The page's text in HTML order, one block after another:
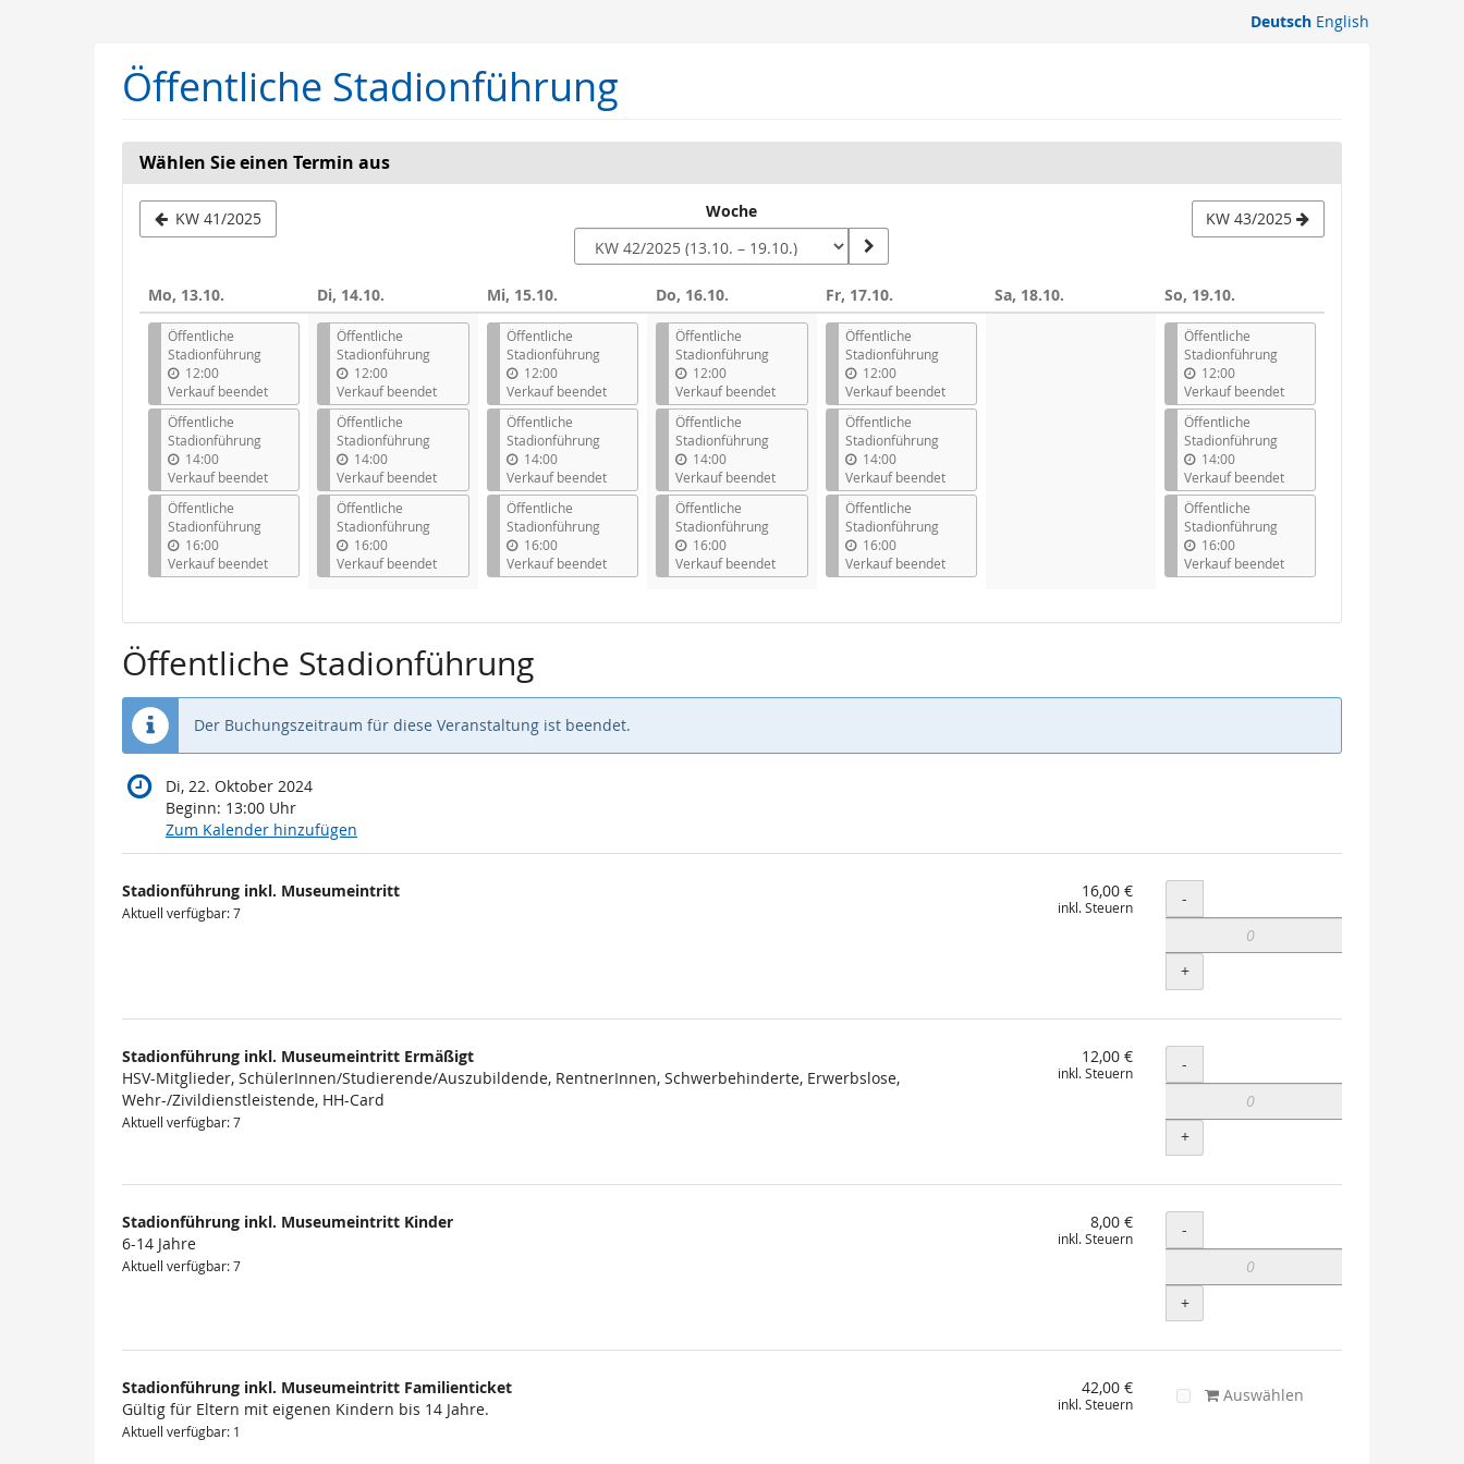
Deutsch English
Öffentliche Stadionführung
Wählen Sie einen Termin aus
KW 41/2025
auswählen
Woche KW 43/2025
Mo, 13.10.
Öffentliche
Stadionführung
12:00
Verkauf beendet
Öffentliche
Stadionführung
14:00
Verkauf beendet
Öffentliche
Stadionführung
16:00
Verkauf beendet
Di, 14.10.
Öffentliche
Stadionführung
12:00
Verkauf beendet
Öffentliche
Stadionführung
14:00
Verkauf beendet
Öffentliche
Stadionführung
16:00
Verkauf beendet
Mi, 15.10.
Öffentliche
Stadionführung
12:00
Verkauf beendet
Öffentliche
Stadionführung
14:00
Verkauf beendet
Öffentliche
Stadionführung
16:00
Verkauf beendet
Do, 16.10.
Öffentliche
Stadionführung
12:00
Verkauf beendet
Öffentliche
Stadionführung
14:00
Verkauf beendet
Öffentliche
Stadionführung
16:00
Verkauf beendet
Fr, 17.10.
Öffentliche
Stadionführung
12:00
Verkauf beendet
Öffentliche
Stadionführung
14:00
Verkauf beendet
Öffentliche
Stadionführung
16:00
Verkauf beendet
Sa, 18.10. So, 19.10.
Öffentliche
Stadionführung
12:00
Verkauf beendet
Öffentliche
Stadionführung
14:00
Verkauf beendet
Öffentliche
Stadionführung
16:00
Verkauf beendet
Öffentliche Stadionführung
Der Buchungszeitraum für diese Veranstaltung ist beendet.
Di, 22. Oktober 2024
Beginn: 13:00 Uhr
Zum Kalender hinzufügen
Produkte
Unkategorisierte
Stadionführung inkl. Museumeintritt
Aktuell verfügbar: 7
16,00 €
inkl. Steuern Menge
-
+
Stadionführung inkl. Museumeintritt Ermäßigt
HSV-Mitglieder, SchülerInnen/Studierende/Auszubildende, RentnerInnen, Schwerbehinderte, Erwerbslose,
Wehr-/Zivildienstleistende, HH-Card
Aktuell verfügbar: 7
12,00 €
inkl. Steuern Menge
-
+
Stadionführung inkl. Museumeintritt Kinder
6-14 Jahre
Aktuell verfügbar: 7
8,00 €
inkl. Steuern Menge
-
+
Stadionführung inkl. Museumeintritt Familienticket
Gültig für Eltern mit eigenen Kindern bis 14 Jahre.
Aktuell verfügbar: 1
42,00 €
inkl. Steuern Auswählen